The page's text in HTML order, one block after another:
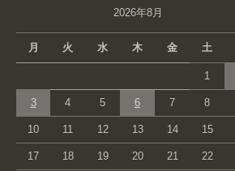
2026年8月
月 火 水 木 金 土
1
3 4 5 6 7 8
10 11 12 13 14 15
17 18 19 20 21 22